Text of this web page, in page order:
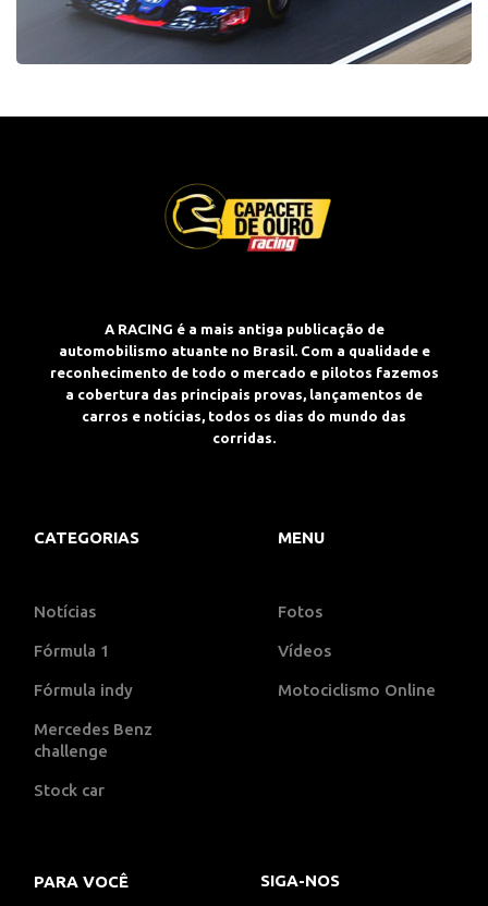
A RACING é a mais antiga publicação de
automobilismo atuante no Brasil. Com a qualidade e
reconhecimento de todo o mercado e pilotos fazemos
a cobertura das principais provas, lançamentos de
carros e notícias, todos os dias do mundo das
corridas.
CATEGORIAS
Notícias
Fórmula 1
Fórmula indy
Mercedes Benz
challenge
Stock car
MENU
Fotos
Vídeos
Motociclismo Online
PARA VOCÊ SIGA-NOS